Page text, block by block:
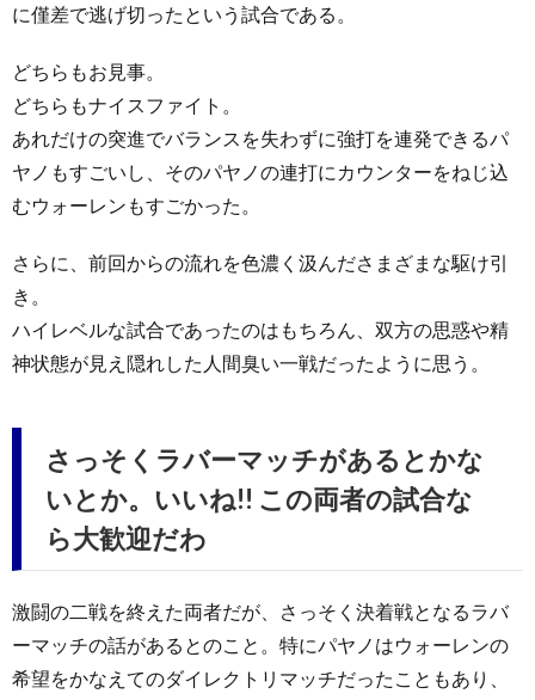
に僅差で逃げ切ったという試合である。
どちらもお見事。
どちらもナイスファイト。
あれだけの突進でバランスを失わずに強打を連発できるパ
ヤノもすごいし、そのパヤノの連打にカウンターをねじ込
むウォーレンもすごかった。
さらに、前回からの流れを色濃く汲んださまざまな駆け引
き。
ハイレベルな試合であったのはもちろん、双方の思惑や精
神状態が見え隠れした人間臭い一戦だったように思う。
さっそくラバーマッチがあるとかな
いとか。いいね!! この両者の試合な
ら大歓迎だわ
激闘の二戦を終えた両者だが、さっそく決着戦となるラバ
ーマッチの話があるとのこと。特にパヤノはウォーレンの
希望をかなえてのダイレクトリマッチだったこともあり、